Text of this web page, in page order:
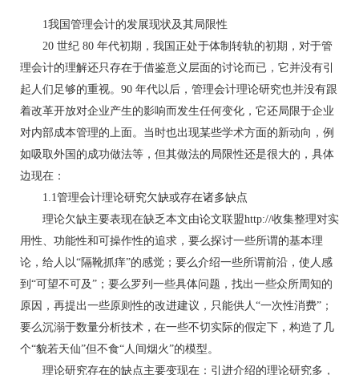
1我国管理会计的发展现状及其局限性
20 世纪 80 年代初期，我国正处于体制转轨的初期，对于管
理会计的理解还只存在于借鉴意义层面的讨论而已，它并没有引
起人们足够的重视。90 年代以后，管理会计理论研究也并没有跟
着改革开放对企业产生的影响而发生任何变化，它还局限于企业
对内部成本管理的上面。当时也出现某些学术方面的新动向，例
如吸取外国的成功做法等，但其做法的局限性还是很大的，具体
边现在：
1.1管理会计理论研究欠缺或存在诸多缺点
理论欠缺主要表现在缺乏本文由论文联盟http://收集整理对实
用性、功能性和可操作性的追求，要么探讨一些所谓的基本理
论，给人以“隔靴抓痒”的感觉；要么介绍一些所谓前沿，使人感
到“可望不可及”；要么罗列一些具体问题，找出一些众所周知的
原因，再提出一些原则性的改进建议，只能供人“一次性消费”；
要么沉溺于数量分析技术，在一些不切实际的假定下，构造了几
个“貌若天仙”但不食“人间烟火”的模型。
理论研究存在的缺点主要变现在：引进介绍的理论研究多，